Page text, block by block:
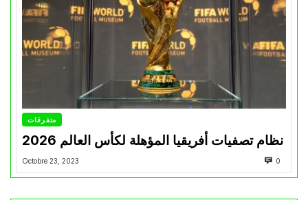
متفرقات
نظام تصفيات أفريقيا المؤهلة لكأس العالم 2026
Octobre 23, 2023 0